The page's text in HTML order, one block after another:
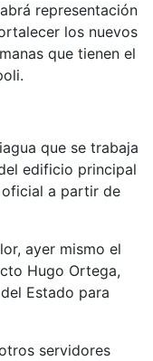
representación
los nuevos
que tienen el
que se trabaja
edificio principal
a partir de
ayer mismo el
Hugo Ortega,
Estado para
servidores